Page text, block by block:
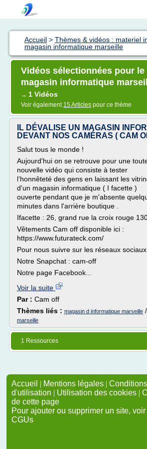
Accueil > Thèmes & vidéos : materiel
magasin informatique marseille
Vidéos sélectionnées pour le
magasin informatique
→ 1 Vidéos
Voir également 15 Articles pour ce thème
IL DÉVALISE UN MAGASIN
DEVANT NOS CAMÉRAS ( CAM
Salut tous le monde !
Aujourd'hui on se retrouve pour une
nouvelle vidéo qui consiste à tester
l’honnêteté des gens en laissant les
d'un magasin informatique ( I facette )
ouverte pendant que je m'absente
minutes dans l'arrière boutique .
Ifacette : 26, grand rue la croix rouge
Vêtements Cam off disponible ici :
https://www.futurateck.com/
Pour nous suivre sur les réseaux
Notre Snapchat : cam-off
Notre page Facebook...
Voir la suite
Par : Cam off
Thèmes liés : magasin d informatique marseille /
marseille
1 Ressources
Accueil | Mentions légales |
d'utilisation | Utilisation des cookies |
de cette page
Pour ajouter ou supprimer un site,
CGUs